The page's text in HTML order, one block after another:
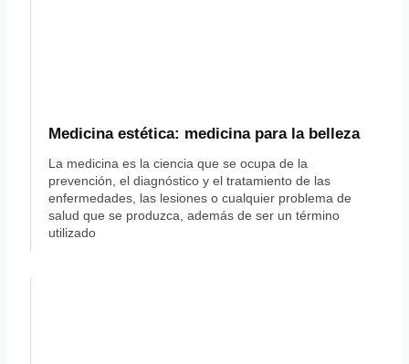
Medicina estética: medicina para la belleza
La medicina es la ciencia que se ocupa de la
prevención, el diagnóstico y el tratamiento de las
enfermedades, las lesiones o cualquier problema de
salud que se produzca, además de ser un término
utilizado